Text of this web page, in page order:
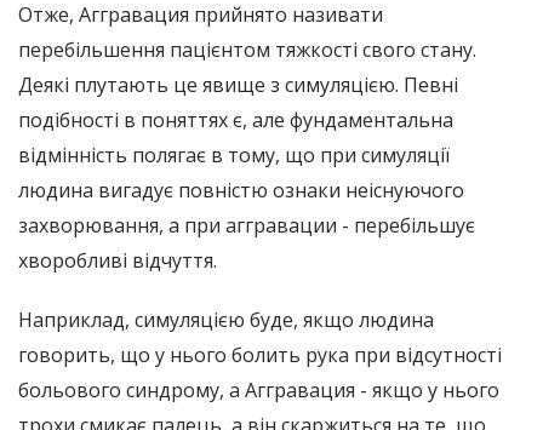
Отже, Аггравация прийнято називати
перебільшення пацієнтом тяжкості свого стану.
Деякі плутають це явище з симуляцією. Певні
подібності в поняттях є, але фундаментальна
відмінність полягає в тому, що при симуляції
людина вигадує повністю ознаки неіснуючого
захворювання, а при аггравации - перебільшує
хворобливі відчуття.
Наприклад, симуляцією буде, якщо людина
говорить, що у нього болить рука при відсутності
больового синдрому, а Аггравация - якщо у нього